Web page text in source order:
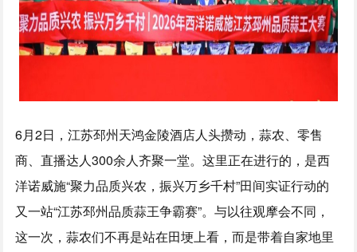
6月2日，江苏邳州天鸿金陵酒店人头攒动，蒜农、零售
商、直播达人300余人齐聚一堂。这里正在进行的，是西
洋诺威施“聚力品质兴农，振兴万乡千村”田间实证行动的
又一站“江苏邳州品质蒜王争霸赛”。与以往观摩会不同，
这一次，蒜农们不再是站在田埂上看，而是带着自家地里